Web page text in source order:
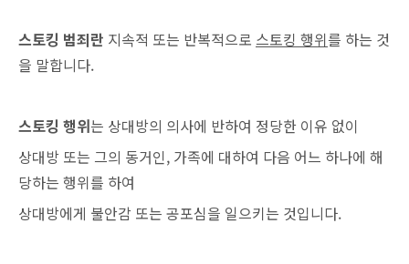
스토킹 범죄란 지속적 또는 반복적으로 스토킹 행위를 하는 것
을 말합니다.
스토킹 행위는 상대방의 의사에 반하여 정당한 이유 없이
상대방 또는 그의 동거인, 가족에 대하여 다음 어느 하나에 해
당하는 행위를 하여
상대방에게 불안감 또는 공포심을 일으키는 것입니다.